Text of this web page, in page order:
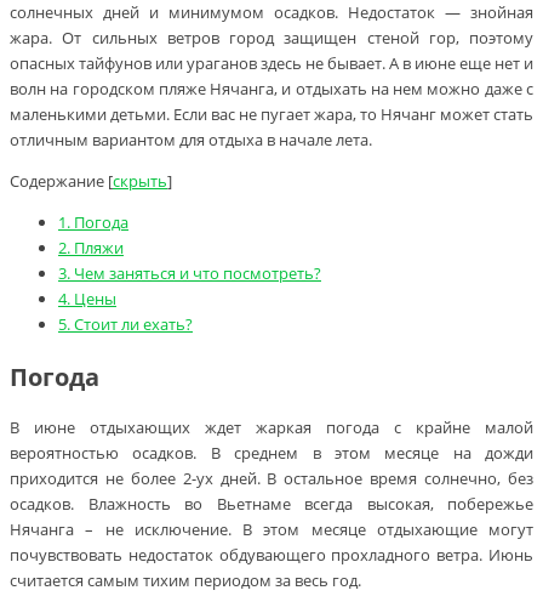
солнечных дней и минимумом осадков. Недостаток — знойная
жара. От сильных ветров город защищен стеной гор, поэтому
опасных тайфунов или ураганов здесь не бывает. А в июне еще нет и
волн на городском пляже Нячанга, и отдыхать на нем можно даже с
маленькими детьми. Если вас не пугает жара, то Нячанг может стать
отличным вариантом для отдыха в начале лета.
Содержание [скрыть]
1. Погода
2. Пляжи
3. Чем заняться и что посмотреть?
4. Цены
5.Стоит ли ехать?
Погода
В июне отдыхающих ждет жаркая погода с крайне малой
вероятностью осадков. В среднем в этом месяце на дожди
приходится не более 2-ух дней. В остальное время солнечно, без
осадков. Влажность во Вьетнаме всегда высокая, побережье
Нячанга – не исключение. В этом месяце отдыхающие могут
почувствовать недостаток обдувающего прохладного ветра. Июнь
считается самым тихим периодом за весь год.